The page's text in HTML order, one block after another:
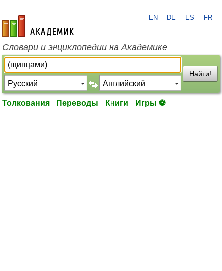
academic.ru
EN DE ES FR
Словари и энциклопедии на Академике
Найти!
Толкования Переводы Книги Игры ⚽